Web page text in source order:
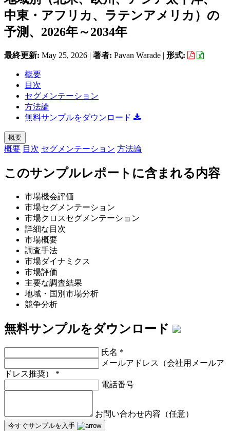
中東・アフリカ、ラテンアメリカ）の
予測、2026年～2034年
最終更新: May 25, 2026 | 著者: Pavan Warade | 形式:
概要
目次
セグメンテーション
方法論
無料サンプルをダウンロード
概要
概要 目次 セグメンテーション 方法論
このサンプルレポートに含まれる内容
市場機会評価
市場セグメンテーション
市場クロスセグメンテーション
詳細な目次
市場概要
調査手法
市場ダイナミクス
市場評価
主要な調査結果
地域・国別市場分析
競争分析
無料サンプルをダウンロード
氏名 *
メールアドレス（会社用メールア
ドレス推奨） *
電話番号
お問い合わせ内容（任意）
今すぐサンプルを入手